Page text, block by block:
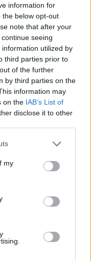
information for
the below opt-out
note that after your
seeing
utilized by
third parties prior to
of the further
by third parties on the
information may
on the IAB’s List of
disclose it to other
my
Bukarest
a befutó.
hogy
mai Trump-Putyin
Dow erődösött a
követően a Dow
ami 0,32%-os
értéke 5 963,53 pont
belüli